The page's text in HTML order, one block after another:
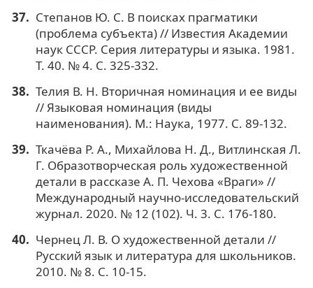
Степанов Ю. С. В поисках прагматики
(проблема субъекта) // Известия Академии
наук СССР. Серия литературы и языка. 1981.
Т. 40. № 4. С. 325-332.
Телия В. Н. Вторичная номинация и ее виды
// Языковая номинация (виды
наименования). М.: Наука, 1977. С. 89-132.
Ткачёва Р. А., Михайлова Н. Д., Витлинская Л.
Г. Образотворческая роль художественной
детали в рассказе А. П. Чехова «Враги» //
Международный научно-исследовательский
журнал. 2020. № 12 (102). Ч. 3. С. 176-180.
Чернец Л. В. О художественной детали //
Русский язык и литература для школьников.
2010. № 8. С. 10-15.